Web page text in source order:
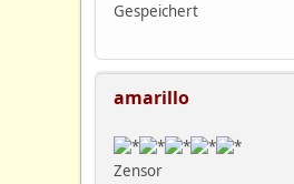
Gespeichert
amarillo
Zensor